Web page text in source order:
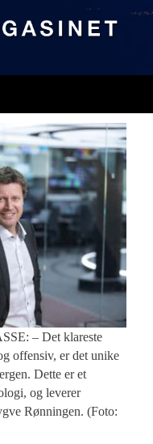
– Det klareste
offensiv, er det unike
Dette er et
og leverer
Rønningen. (Foto: